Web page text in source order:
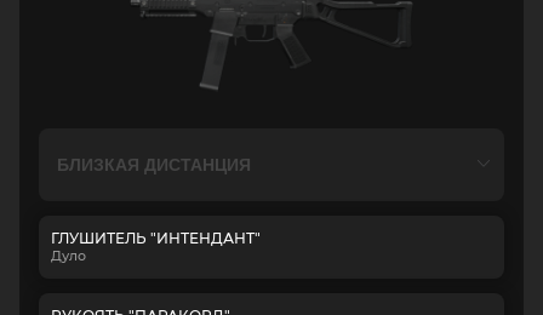
ГЛУШИТЕЛЬ "ИНТЕНДАНТ"
Дуло